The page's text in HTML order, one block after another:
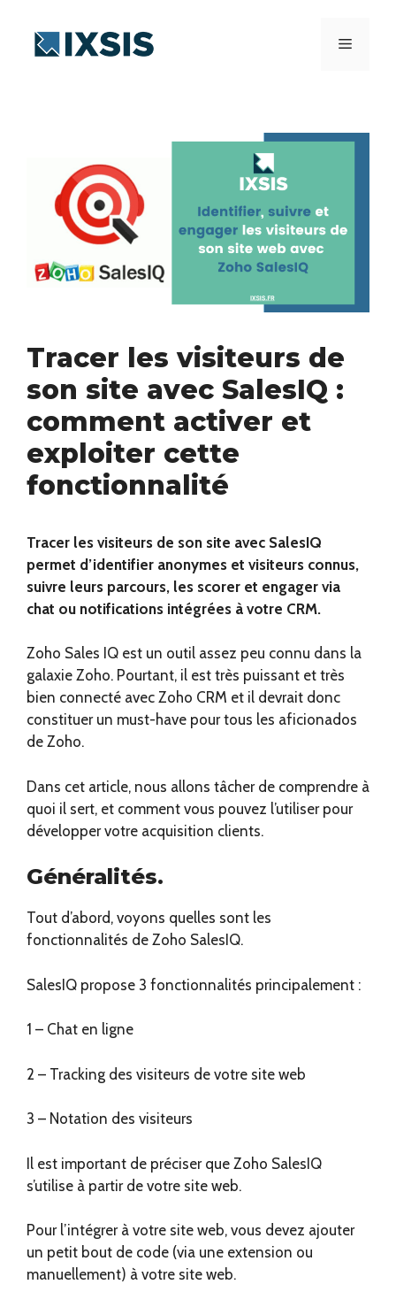
contenu
Menu
Tracer les visiteurs de
son site avec SalesIQ :
comment activer et
exploiter cette
fonctionnalité
Tracer les visiteurs de son site avec SalesIQ
permet d’identifier anonymes et visiteurs connus,
suivre leurs parcours, les scorer et engager via
chat ou notifications intégrées à votre CRM.
Zoho Sales IQ est un outil assez peu connu dans la
galaxie Zoho. Pourtant, il est très puissant et très
bien connecté avec Zoho CRM et il devrait donc
constituer un must-have pour tous les aficionados
de Zoho.
Dans cet article, nous allons tâcher de comprendre à
quoi il sert, et comment vous pouvez l’utiliser pour
développer votre acquisition clients.
Généralités.
Tout d’abord, voyons quelles sont les
fonctionnalités de Zoho SalesIQ.
SalesIQ propose 3 fonctionnalités principalement :
1 – Chat en ligne
2 – Tracking des visiteurs de votre site web
3 – Notation des visiteurs
Il est important de préciser que Zoho SalesIQ
s’utilise à partir de votre site web.
Pour l’intégrer à votre site web, vous devez ajouter
un petit bout de code (via une extension ou
manuellement) à votre site web.